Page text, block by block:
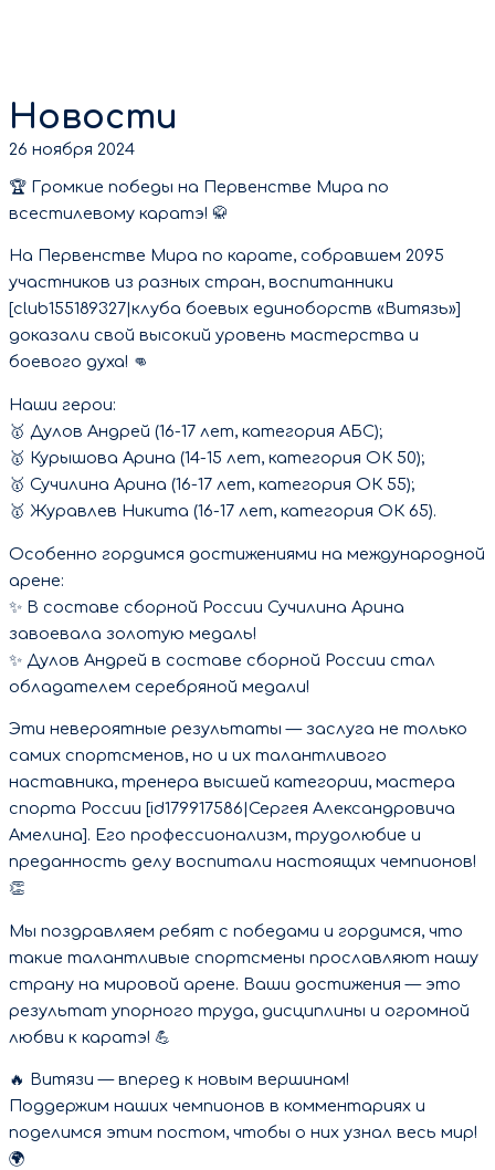
Новости
26 ноября 2024
🏆 Громкие победы на Первенстве Мира по
всестилевому каратэ! 🥋
На Первенстве Мира по карате, собравшем 2095
участников из разных стран, воспитанники
[club155189327|клуба боевых единоборств «Витязь»]
доказали свой высокий уровень мастерства и
боевого духа! 👊
Наши герои:
🥇 Дулов Андрей (16-17 лет, категория АБС);
🥇 Курышова Арина (14-15 лет, категория ОК 50);
🥇 Сучилина Арина (16-17 лет, категория ОК 55);
🥇 Журавлев Никита (16-17 лет, категория ОК 65).
Особенно гордимся достижениями на международной
арене:
✨ В составе сборной России Сучилина Арина
завоевала золотую медаль!
✨ Дулов Андрей в составе сборной России стал
обладателем серебряной медали!
Эти невероятные результаты — заслуга не только
самих спортсменов, но и их талантливого
наставника, тренера высшей категории, мастера
спорта России [id179917586|Сергея Александровича
Амелина]. Его профессионализм, трудолюбие и
преданность делу воспитали настоящих чемпионов!
👏
Мы поздравляем ребят с победами и гордимся, что
такие талантливые спортсмены прославляют нашу
страну на мировой арене. Ваши достижения — это
результат упорного труда, дисциплины и огромной
любви к каратэ! 💪
🔥 Витязи — вперед к новым вершинам!
Поддержим наших чемпионов в комментариях и
поделимся этим постом, чтобы о них узнал весь мир!
🌍